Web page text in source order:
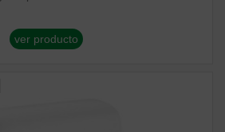
ver producto